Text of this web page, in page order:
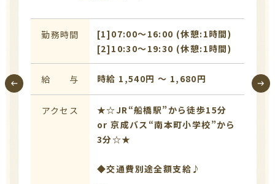
勤務時間
[1]07:00〜16:00 (休憩:1時間)
[2]10:30〜19:30 (休憩:1時間)
給 与 時給 1,540円 〜 1,680円
アクセス
★☆JR“船橋駅”から徒歩15分
or 京成バス“南本町小学校”から
3分☆★
◆交通費別途全額支給♪